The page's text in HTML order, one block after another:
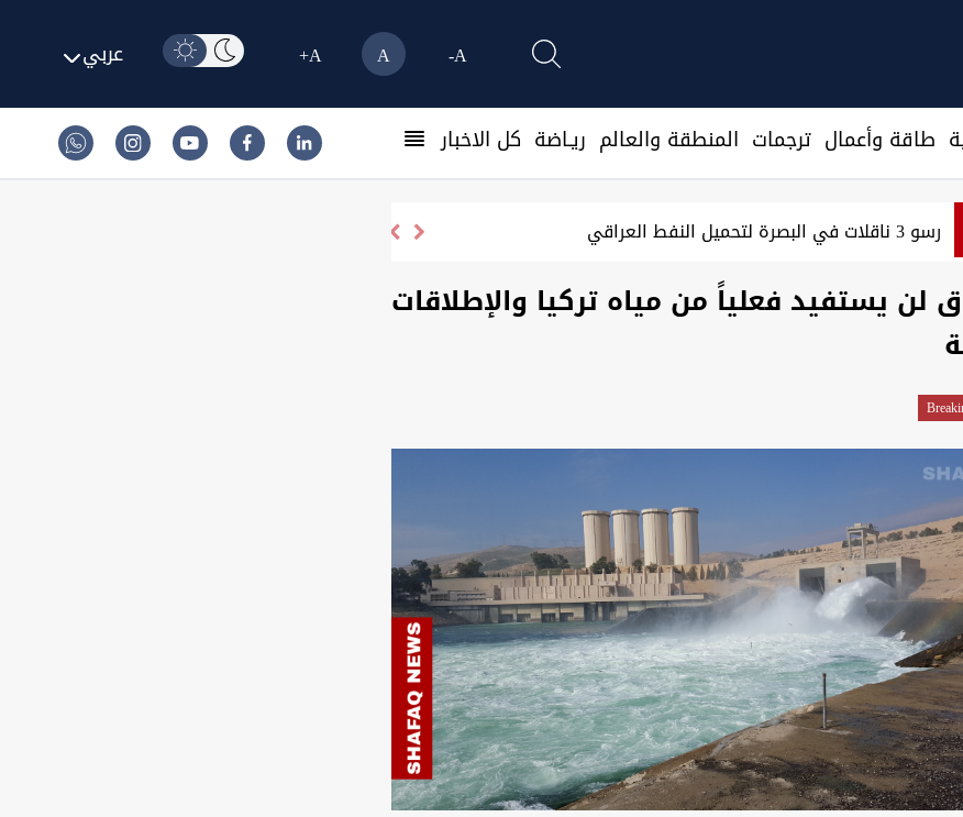
A-
A
A+ عربي
طاقة وأعمال ترجمات المنطقة والعالم ريـاضة كل الاخبار
رسو 3 ناقلات في البصرة لتحميل النفط العراقي
لن يستفيد فعلياً من مياه تركيا والإطلاقات